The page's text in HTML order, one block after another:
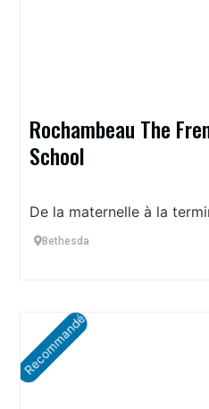
Rochambeau The
School
De la maternelle à la
Bethesda
Recommandé